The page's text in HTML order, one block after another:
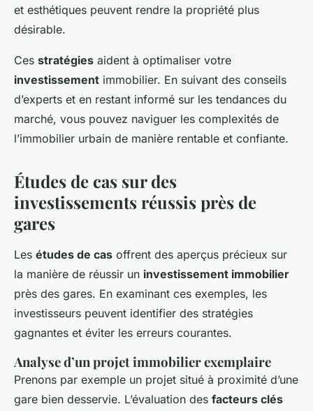
et esthétiques peuvent rendre la propriété plus
désirable.
Ces stratégies aident à optimaliser votre
investissement immobilier. En suivant des conseils
d’experts et en restant informé sur les tendances du
marché, vous pouvez naviguer les complexités de
l’immobilier urbain de manière rentable et confiante.
Études de cas sur des
investissements réussis près de
gares
Les études de cas offrent des aperçus précieux sur
la manière de réussir un investissement immobilier
près des gares. En examinant ces exemples, les
investisseurs peuvent identifier des stratégies
gagnantes et éviter les erreurs courantes.
Analyse d’un projet immobilier exemplaire
Prenons par exemple un projet situé à proximité d’une
gare bien desservie. L’évaluation des facteurs clés